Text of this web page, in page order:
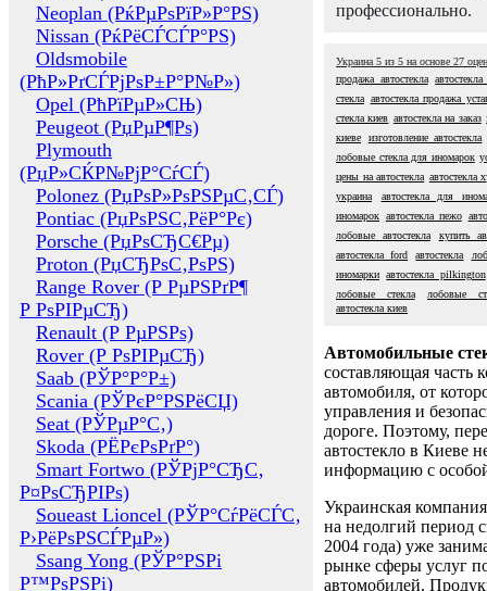
Neoplan (РќРµРѕРїР»Р°РЅ)
Nissan (РќРёСЃСЃР°РЅ)
Oldsmobile
(РћР»РґСЃРјРѕР±Р°Р№Р»)
Opel (РћРїРµР»СЊ)
Peugeot (РџРµР¶Рѕ)
Plymouth
(РџР»СЌР№РјР°СѓСЃ)
Polonez (РџРѕР»РѕРЅРµС‚СЃ)
Pontiac (РџРѕРЅС‚РёР°Рє)
Porsche (РџРѕСЂС€Рµ)
Proton (РџСЂРѕС‚РѕРЅ)
Range Rover (Р РµРЅРґР¶
Р РѕРІРµСЂ)
Renault (Р РµРЅРѕ)
Rover (Р РѕРІРµСЂ)
Saab (РЎР°Р°Р±)
Scania (РЎРєР°РЅРёСЏ)
Seat (РЎРµР°С‚)
Skoda (РЁРєРѕРґР°)
Smart Fortwo (РЎРјР°СЂС‚
Р¤РѕСЂРІРѕ)
Soueast Lioncel (РЎР°СѓРёСЃС‚
Р›РёРѕРЅСЃРµР»)
Ssang Yong (РЎР°РЅРі
Р™РѕРЅРі)
профессионально.
Украина 5 из 5 на основе 27
продажа автостекла
стекла автостекла продажа
стекла киев автостекла на заказ
киеве
изготовление автостекла
лобовые стекла для иномарок
цены на автостекла автостекла
украина
автостекла для
иномарок автостекла пежо
лобовые автостекла
купить
автостекла ford
автостекла
иномарки автостекла pilkington
лобовые стекла
лобовые
автостекла киев
Автомобильные
составляющая часть
автомобиля, от
управления и
дороге. Поэтому,
автостекло в Киеве
информацию с
Украинская
на недолгий период
2004 года) уже
рынке сферы услуг
автомобилей.